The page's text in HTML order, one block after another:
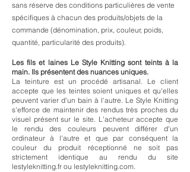
sans réserve des conditions particulières de vente
spécifiques à chacun des produits/objets de la
commande (dénomination, prix, couleur, poids,
quantité, particularité des produits).
Les fils et laines Le Style Knitting sont teints à la
main. Ils présentent des nuances uniques.
La teinture est un procédé artisanal. Le client
accepte que les teintes soient uniques et qu'elles
peuvent varier d'un bain à l'autre. Le Style Knitting
s'efforce de maintenir des rendus très proches du
visuel présent sur le site. L'acheteur accepte que
le rendu des couleurs peuvent différer d'un
ordinateur à l'autre et que par conséquent la
couleur du produit réceptionné ne soit pas
strictement identique au rendu du site
lestyleknitting.fr ou lestyleknitting.com.